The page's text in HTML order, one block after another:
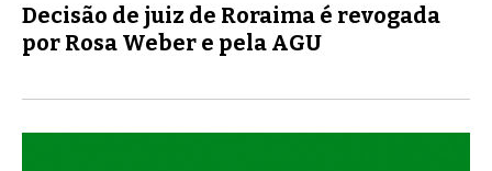
Decisão de juiz de Roraima é revogada
por Rosa Weber e pela AGU